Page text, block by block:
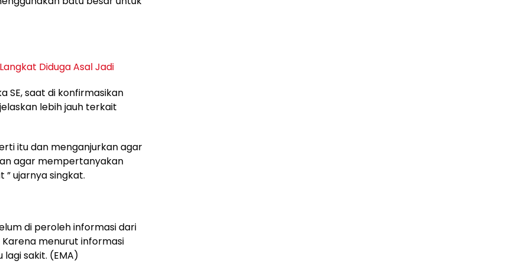
Diduga Asal Jadi
SE, saat di konfirmasikan
lebih jauh terkait
itu dan menganjurkan agar
agar mempertanyakan
ujarnya singkat.
di peroleh informasi dari
Karena menurut informasi
sakit. (EMA)